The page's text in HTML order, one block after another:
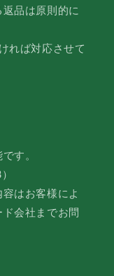
品は原則的に
れば対応させて
す。
はお客様によ
会社までお問